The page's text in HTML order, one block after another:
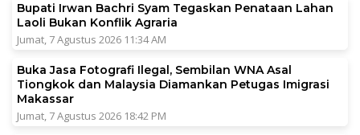
Bupati Irwan Bachri Syam Tegaskan Penataan Lahan
Laoli Bukan Konflik Agraria
Jumat, 7 Agustus 2026 11:34 AM
Buka Jasa Fotografi Ilegal, Sembilan WNA Asal
Tiongkok dan Malaysia Diamankan Petugas Imigrasi
Makassar
Jumat, 7 Agustus 2026 18:42 PM